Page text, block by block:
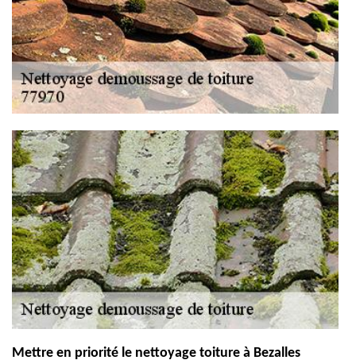
Mettre en priorité le nettoyage toiture à Bezalles